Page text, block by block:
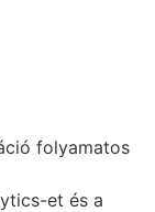
folyamatos
et és a